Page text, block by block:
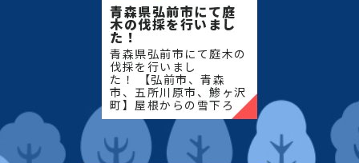
青森県弘前市にて庭
木の伐採を行いまし
た！
青森県弘前市にて庭木の
伐採を行いまし
た！ 【弘前市、青森
市、五所川原市、鯵ヶ沢
町】屋根からの雪下ろ
し・除雪・排雪などの作
業もお任せください！地
域密着で伐採・抜根・剪
定・草刈りなどのお庭の